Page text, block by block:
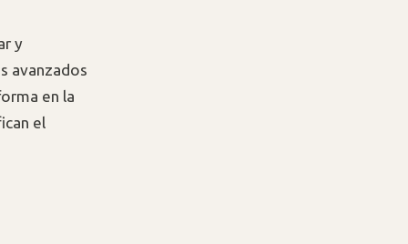
y
avanzados
en la
el